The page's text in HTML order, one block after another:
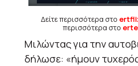
Δείτε περισσότερα στο
περισσότερα στο
Μιλώντας για την
δήλωσε: «ήμουν